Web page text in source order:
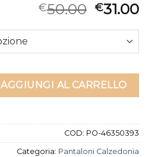
€50.00 €31.00
quantità
AGGIUNGI AL CARRELLO
COD: PO-46350393
Categoria: Pantaloni Calzedonia